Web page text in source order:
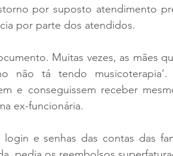
por suposto atendimento
por parte dos atendidos.
Muitas vezes, as mães
não tá tendo
e conseguissem receber
ex-funcionária.
e senhas das contas das